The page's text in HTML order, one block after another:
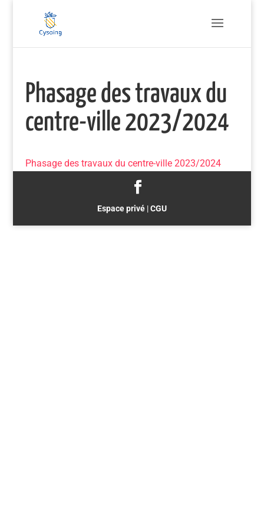
Phasage des travaux du
centre-ville 2023/2024
Phasage des travaux du centre-ville 2023/2024
Espace privé|CGU